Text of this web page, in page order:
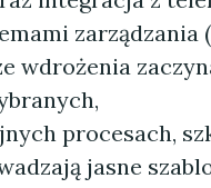
zarządzania
wdrożenia
procesach,
jasne